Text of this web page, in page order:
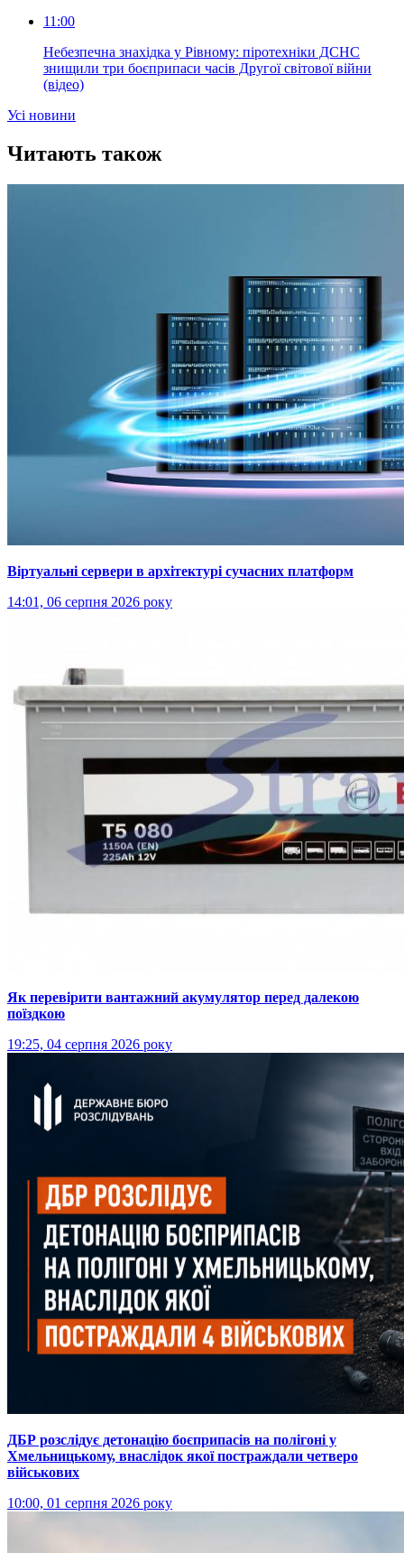
11:00
Небезпечна знахідка у Рівному: піротехніки ДСНС
знищили три боєприпаси часів Другої світової війни
(відео)
Усi новини
Читають також
Віртуальні сервери в архітектурі сучасних платформ
14:01, 06 серпня 2026 року
Як перевірити вантажний акумулятор перед далекою
поїздкою
19:25, 04 серпня 2026 року
ДБР розслідує детонацію боєприпасів на полігоні у
Хмельницькому, внаслідок якої постраждали четверо
військових
10:00, 01 серпня 2026 року